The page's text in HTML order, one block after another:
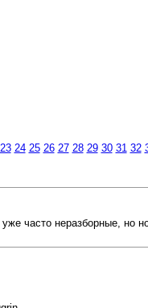
23 24 25 26 27 28 29 30 31 32
часто неразборные, но